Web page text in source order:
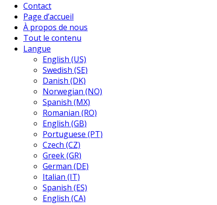
Contact
Page d’accueil
À propos de nous
Tout le contenu
Langue
English (US)
Swedish (SE)
Danish (DK)
Norwegian (NO)
Spanish (MX)
Romanian (RO)
English (GB)
Portuguese (PT)
Czech (CZ)
Greek (GR)
German (DE)
Italian (IT)
Spanish (ES)
English (CA)